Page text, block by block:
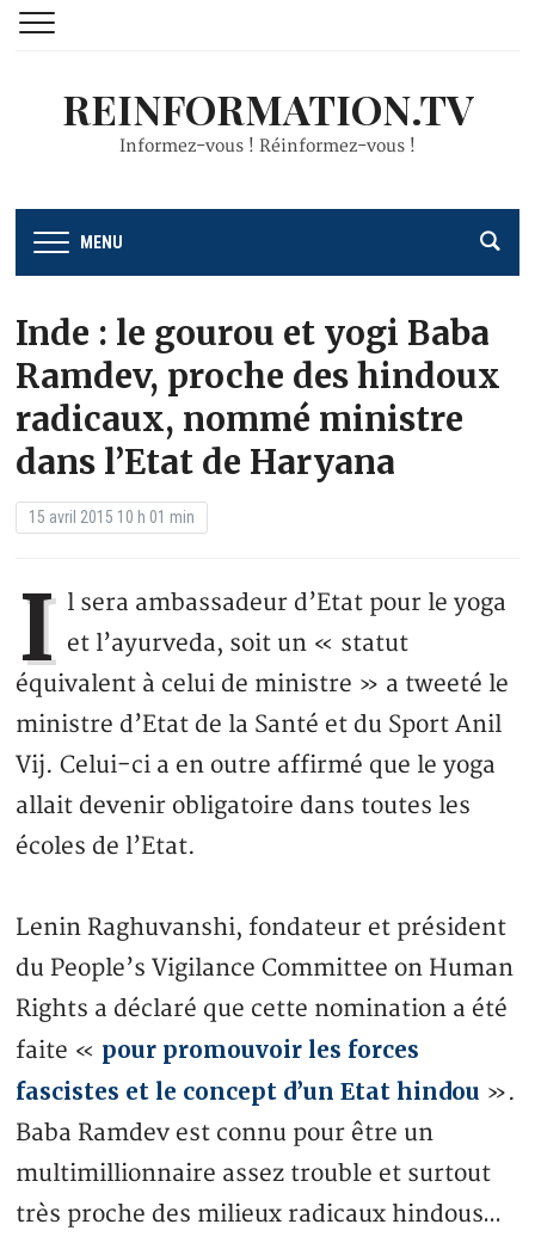
REINFORMATION.TV
Informez-vous ! Réinformez-vous !
MENU
Inde : le gourou et yogi Baba
Ramdev, proche des hindoux
radicaux, nommé ministre
dans l’Etat de Haryana
15 avril 2015 10 h 01 min
I l sera ambassadeur d’Etat pour le yoga
et l’ayurveda, soit un « statut
équivalent à celui de ministre » a tweeté le
ministre d’Etat de la Santé et du Sport Anil
Vij. Celui-ci a en outre affirmé que le yoga
allait devenir obligatoire dans toutes les
écoles de l’Etat.
Lenin Raghuvanshi, fondateur et président
du People’s Vigilance Committee on Human
Rights a déclaré que cette nomination a été
faite « pour promouvoir les forces
fascistes et le concept d’un Etat hindou ».
Baba Ramdev est connu pour être un
multimillionnaire assez trouble et surtout
très proche des milieux radicaux hindous…